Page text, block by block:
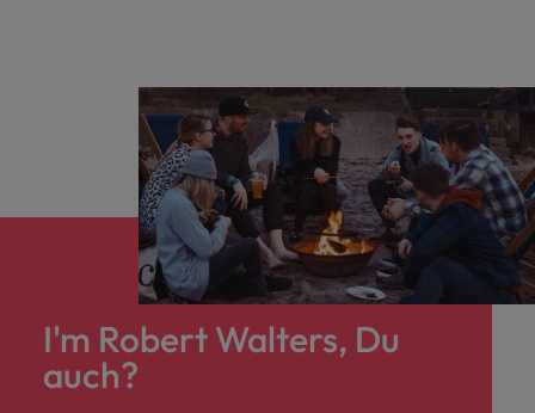
I'm Robert Walters, Du
auch?